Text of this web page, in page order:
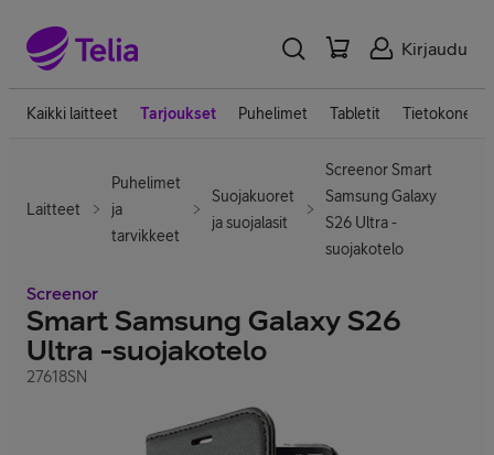
Kirjaudu
Kaikki laitteet Tarjoukset Puhelimet Tabletit Tietokoneet
Laitteet
Puhelimet
ja
tarvikkeet
Suojakuoret
ja suojalasit
Screenor Smart
Samsung Galaxy
S26 Ultra -
suojakotelo
Screenor
Smart Samsung Galaxy S26
Ultra -suojakotelo
27618SN